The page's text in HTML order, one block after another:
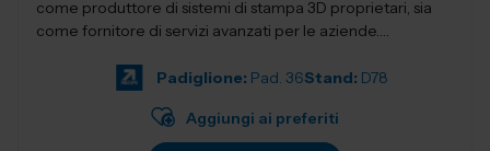
come produttore di sistemi di stampa 3D proprietari, sia
come fornitore di servizi avanzati per le aziende.
Padiglione: Pad. 36Stand: D78
Aggiungi ai preferiti